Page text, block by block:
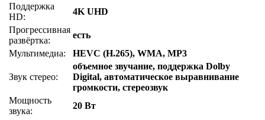
Поддержка
HD:
4K UHD
Прогрессивная
развёртка:
есть
Мультимедиа:
HEVC (H.265), WMA, MP3
Звук стерео:
объемное звучание, поддержка Dolby
Digital, автоматическое выравнивание
громкости, стереозвук
Мощность
звука:
20 Вт